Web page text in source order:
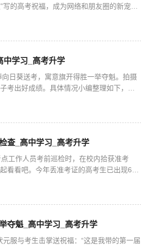
的高考祝福，成为网络和朋友圈的新宠。
中学习_高考升学
日葵送考，寓意旗开得胜一举夺魁。拍摄
考出好成绩。具体情况小编整理如下，一
查_高中学习_高考升学
工作人员考前巡检时，在校内拾获准考
看看吧。今年丢准考证的高考生已出现6月
夺魁_高中学习_高考升学
服与考生击掌送祝福：“这是我带的第一届